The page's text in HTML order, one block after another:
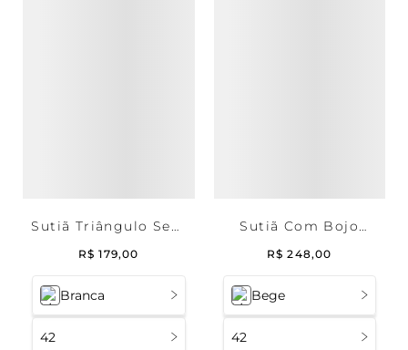
Branca
42
Sutiã Triângulo Sem
Bojo Microfibra Comfy
R$ 179,00
Bege
42
Sutiã Com Bojo
Neckline Renda Basic
R$ 248,00